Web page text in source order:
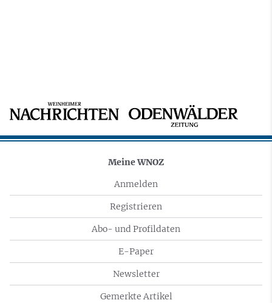
Meine WNOZ
Anmelden
Registrieren
Abo- und Profildaten
E-Paper
Newsletter
Gemerkte Artikel